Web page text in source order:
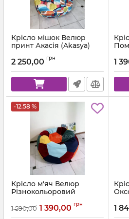
Крісло мішок Велюр
принт Акасія (Akasya)
2 250,00 грн 1
-12.58 %
Крісло м'яч Велюр
Різнокольоровий
1 590,00 1 390,00 грн 1